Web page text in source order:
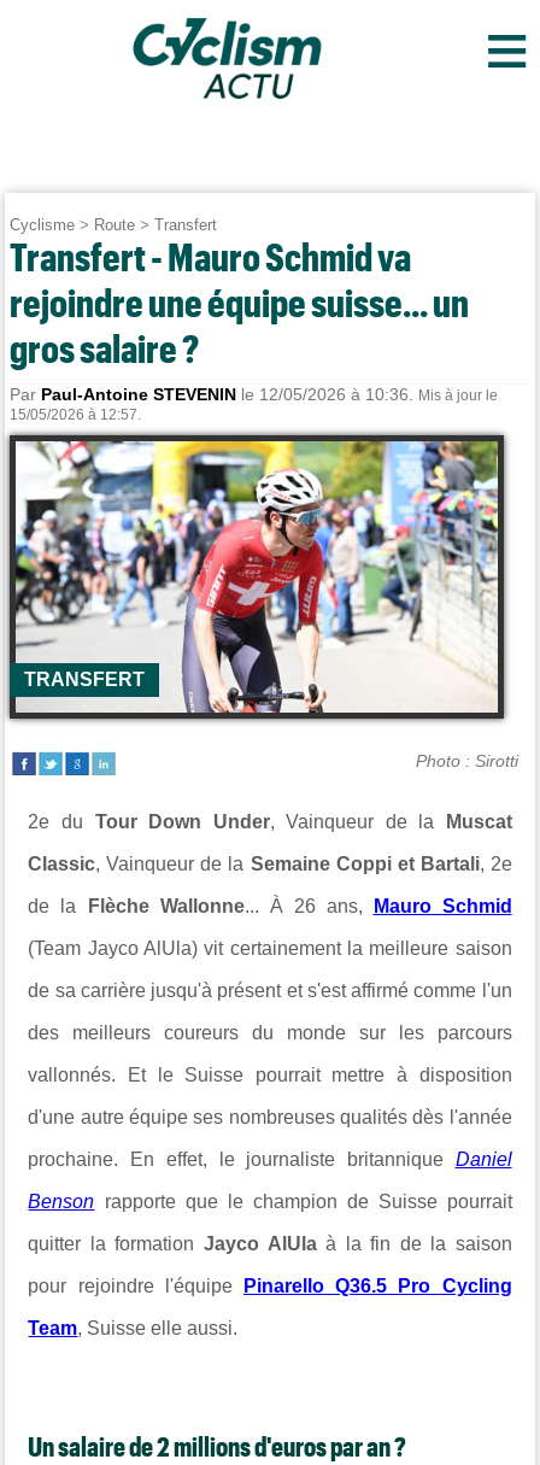
≡
Cyclisme > Route >Transfert
Transfert - Mauro Schmid va
rejoindre une équipe suisse... un
gros salaire ?
Par Paul-Antoine STEVENIN le 12/05/2026 à 10:36.
Mis à jour le
15/05/2026 à 12:57.
TRANSFERT
Photo : Sirotti
2e du Tour Down Under, Vainqueur de la Muscat
Classic, Vainqueur de la Semaine Coppi et Bartali, 2e
de la Flèche Wallonne... À 26 ans, Mauro Schmid
(Team Jayco AlUla) vit certainement la meilleure saison
de sa carrière jusqu'à présent et s'est affirmé comme l'un
des meilleurs coureurs du monde sur les parcours
vallonnés. Et le Suisse pourrait mettre à disposition
d'une autre équipe ses nombreuses qualités dès l'année
prochaine. En effet, le journaliste britannique Daniel
Benson rapporte que le champion de Suisse pourrait
quitter la formation Jayco AlUlaà la fin de la saison
pour rejoindre l'équipe Pinarello Q36.5 Pro Cycling
Team, Suisse elle aussi.
Un salaire de 2 millions d'euros par an ?